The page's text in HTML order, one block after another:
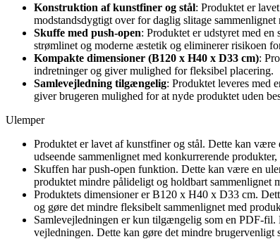
Konstruktion af kunstfiner og stål: Produktet er
modstandsdygtigt over for daglig slitage
Skuffe med push-open: Produktet er udstyret med
strømlinet og moderne æstetik og eliminerer risikoen
Kompakte dimensioner (B120 x H40 x D33 cm):
indretninger og giver mulighed for fleksibel placering.
Samlevejledning tilgængelig: Produktet leveres med
giver brugeren mulighed for at nyde produktet uden
Ulemper
Produktet er lavet af kunstfiner og stål. Dette kan
udseende sammenlignet med konkurrerende
Skuffen har push-open funktion. Dette kan være en
produktet mindre pålideligt og holdbart sammenlignet
Produktets dimensioner er B120 x H40 x D33 cm.
og gøre det mindre fleksibelt sammenlignet med
Samlevejledningen er kun tilgængelig som en PDF-
vejledningen. Dette kan gøre det mindre